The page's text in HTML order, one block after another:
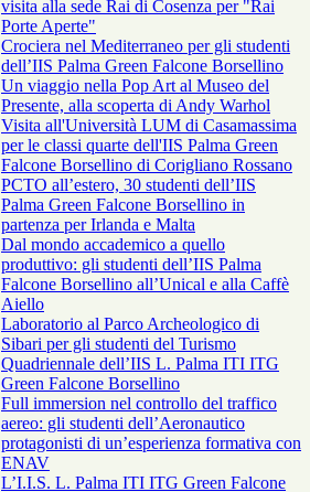
visita alla sede Rai di Cosenza per "Rai
Porte Aperte"
Crociera nel Mediterraneo per gli studenti
dell’IIS Palma Green Falcone Borsellino
Un viaggio nella Pop Art al Museo del
Presente, alla scoperta di Andy Warhol
Visita all'Università LUM di Casamassima
per le classi quarte dell'IIS Palma Green
Falcone Borsellino di Corigliano Rossano
PCTO all’estero, 30 studenti dell’IIS
Palma Green Falcone Borsellino in
partenza per Irlanda e Malta
Dal mondo accademico a quello
produttivo: gli studenti dell’IIS Palma
Falcone Borsellino all’Unical e alla Caffè
Aiello
Laboratorio al Parco Archeologico di
Sibari per gli studenti del Turismo
Quadriennale dell’IIS L. Palma ITI ITG
Green Falcone Borsellino
Full immersion nel controllo del traffico
aereo: gli studenti dell’Aeronautico
protagonisti di un’esperienza formativa con
ENAV
L’I.I.S. L. Palma ITI ITG Green Falcone